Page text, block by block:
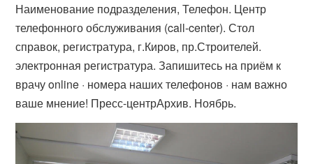
Наименование подразделения, Телефон. Центр
телефонного обслуживания (call-center). Стол
справок, регистратура, г.Киров, пр.Строителей.
электронная регистратура. Запишитесь на приём к
врачу online · номера наших телефонов · нам важно
ваше мнение! Пресс-центрАрхив. Ноябрь.